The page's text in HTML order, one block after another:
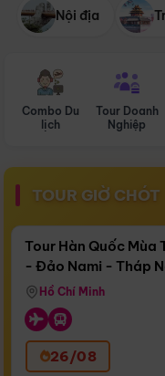
Nội địa
Combo Du
lịch
Tour Doanh
Nghiệp
TOUR GIỜ CHÓT
Còn17 ngày 16:49:10
Bay Sun Phuquoc
Tour Hàn Quốc
- Đảo Nami - Tháp
Airways)
Hồ Chí Minh
26/08